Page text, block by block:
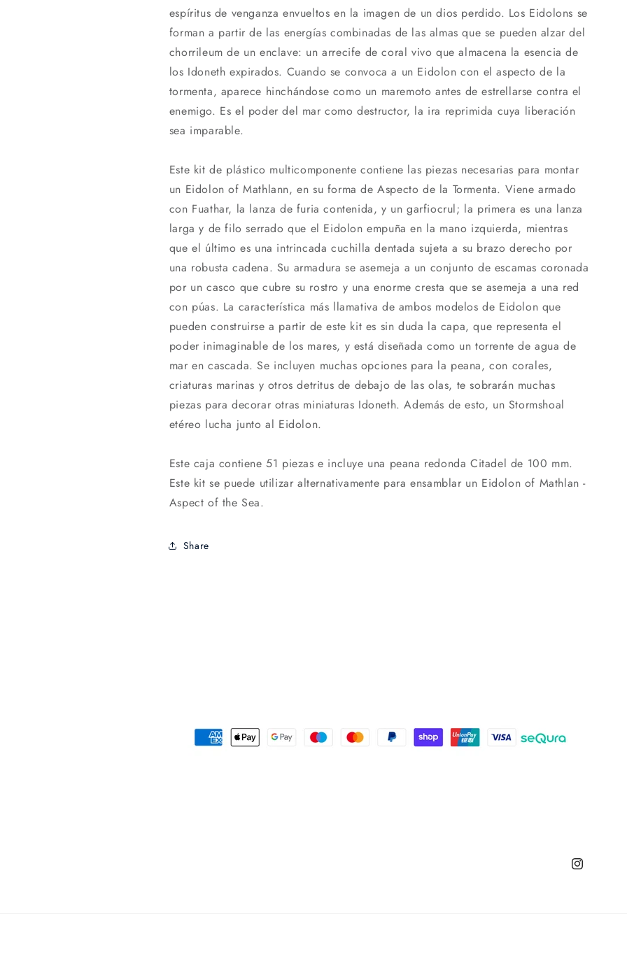
espíritus de venganza envueltos en la imagen de un dios perdido. Los Eidolons se
forman a partir de las energías combinadas de las almas que se pueden alzar del
chorrileum de un enclave: un arrecife de coral vivo que almacena la esencia de
los Idoneth expirados. Cuando se convoca a un Eidolon con el aspecto de la
tormenta, aparece hinchándose como un maremoto antes de estrellarse contra el
enemigo. Es el poder del mar como destructor, la ira reprimida cuya liberación
sea imparable.
Este kit de plástico multicomponente contiene las piezas necesarias para montar
un Eidolon of Mathlann, en su forma de Aspecto de la Tormenta. Viene armado
con Fuathar, la lanza de furia contenida, y un garfiocrul; la primera es una lanza
larga y de filo serrado que el Eidolon empuña en la mano izquierda, mientras
que el último es una intrincada cuchilla dentada sujeta a su brazo derecho por
una robusta cadena. Su armadura se asemeja a un conjunto de escamas coronada
por un casco que cubre su rostro y una enorme cresta que se asemeja a una red
con púas. La característica más llamativa de ambos modelos de Eidolon que
pueden construirse a partir de este kit es sin duda la capa, que representa el
poder inimaginable de los mares, y está diseñada como un torrente de agua de
mar en cascada. Se incluyen muchas opciones para la peana, con corales,
criaturas marinas y otros detritus de debajo de las olas, te sobrarán muchas
piezas para decorar otras miniaturas Idoneth. Además de esto, un Stormshoal
etéreo lucha junto al Eidolon.
Este caja contiene 51 piezas e incluye una peana redonda Citadel de 100 mm.
Este kit se puede utilizar alternativamente para ensamblar un Eidolon of Mathlan -
Aspect of the Sea.
Share
Instagram